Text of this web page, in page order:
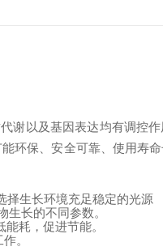
谢以及基因表达均有调控
环保、安全可靠、使用寿
择生长环境充足稳定的光源
生长的不同参数。
能耗，促进节能。
。